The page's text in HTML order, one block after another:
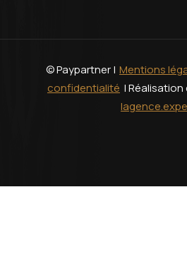
© Paypartner | Mentions
confidentialité |